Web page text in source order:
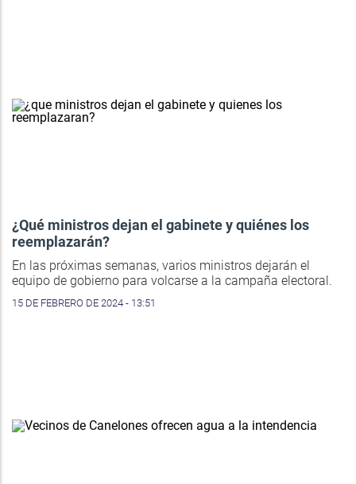
¿Qué ministros dejan el gabinete y quiénes los
reemplazarán?
En las próximas semanas, varios ministros dejarán el
equipo de gobierno para volcarse a la campaña electoral.
15 DE FEBRERO DE 2024 - 13:51